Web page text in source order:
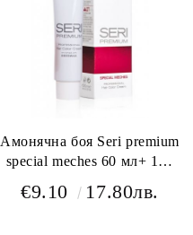
Амонячна боя Seri premium
special meches 60 мл+ 100
€9.10 17.80лв.